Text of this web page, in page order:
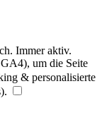
Immer aktiv.
um die Seite
& personalisierte